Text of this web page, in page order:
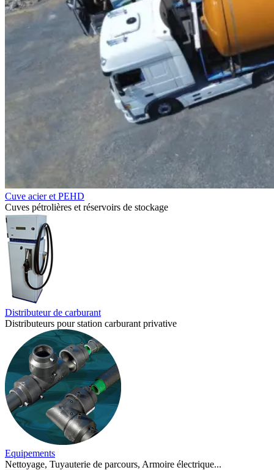
Cuve acier et PEHD
Cuves pétrolières et réservoirs de stockage
Distributeur de carburant
Distributeurs pour station carburant privative
Equipements
Nettoyage, Tuyauterie de parcours, Armoire électrique...